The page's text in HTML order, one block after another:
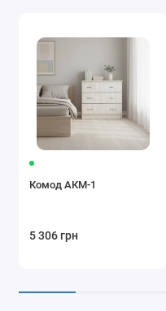
Комод АКМ-1
5 306 грн